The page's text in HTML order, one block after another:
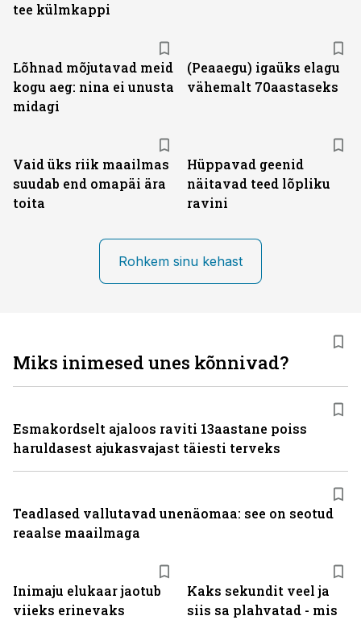
tee külmkappi
Lõhnad mõjutavad meid
kogu aeg: nina ei unusta
midagi
(Peaaegu) igaüks elagu
vähemalt 70aastaseks
Vaid üks riik maailmas
suudab end omapäi ära
toita
Hüppavad geenid
näitavad teed lõpliku
ravini
Rohkem sinu kehast
Inimaju elukaar jaotub
viieks erinevaks
Kaks sekundit veel ja
siis sa plahvatad - mis
Miks inimesed unes kõnnivad?
Esmakordselt ajaloos raviti 13aastane poiss
haruldasest ajukasvajast täiesti terveks
Teadlased vallutavad unenäomaa: see on seotud
reaalse maailmaga